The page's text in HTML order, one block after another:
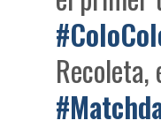
Recoleta,